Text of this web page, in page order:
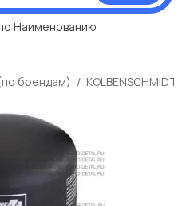
Наименованию
брендам) KOLBENSCHMIDT